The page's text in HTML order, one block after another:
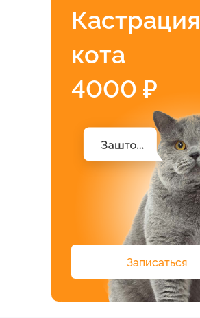
Прием терапевтический
Прием нефролого - урологический
Записаться
4000 ₽
Кастрация
кота